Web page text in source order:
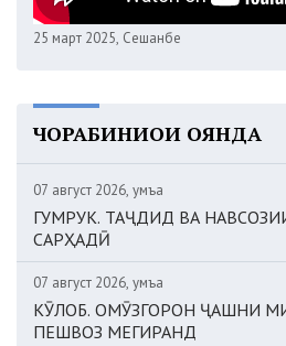
25 март 2025, Сешанбе
ЧОРАБИНИҲОИ ОЯНДА
07 август 2026, Ҷумъа
ГУМРУК. ТАҶДИД ВА
САРҲАДӢ
07 август 2026, Ҷумъа
КӮЛОБ. ОМӮЗГОРОН ҶАШНИ
ПЕШВОЗ МЕГИРАНД